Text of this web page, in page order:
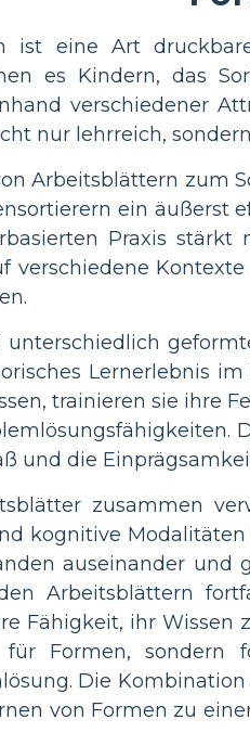
ist eine Art
es Kindern, das
verschiedener
nur lehrreich,
Arbeitsblättern zum
ein äußerst
Praxis
verschiedene
Lernerlebnis
trainieren sie ihre
und die
zusammen
kognitive
auseinander
Arbeitsblättern
Fähigkeit, ihr Wissen
Formen, sondern
Die
von Formen zu